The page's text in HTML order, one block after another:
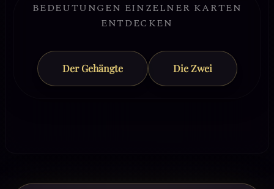
BEDEUTUNGEN EINZELNER KARTEN
ENTDECKEN
Der Gehängte Die Zwei